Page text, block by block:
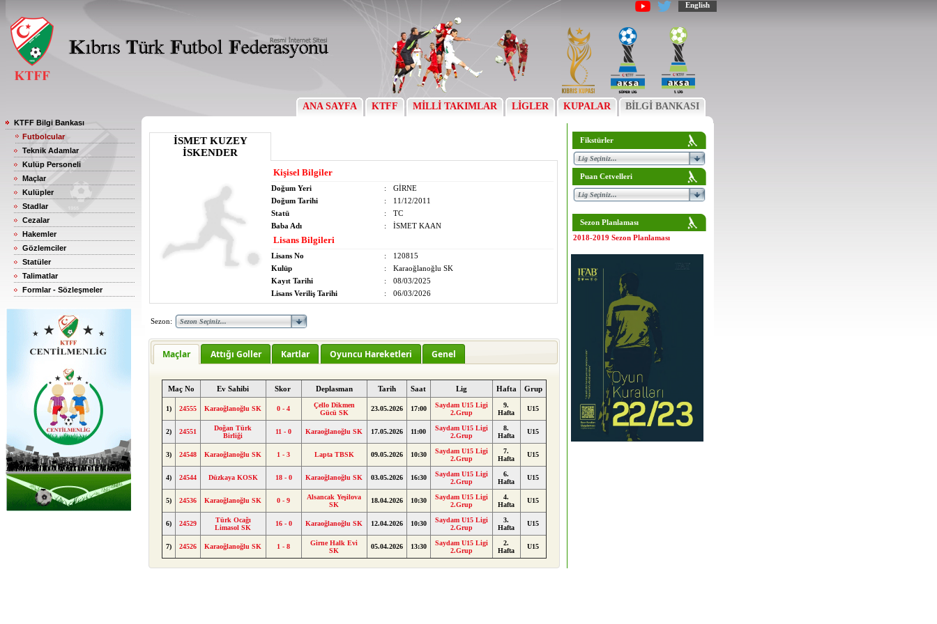
English
ANA SAYFA KTFF MİLLİ TAKIMLAR LİGLER KUPALAR BİLGİ BANKASI
KTFF Bilgi Bankası
Futbolcular
Teknik Adamlar
Kulüp Personeli
Maçlar
Kulüpler
Stadlar
Cezalar
Hakemler
Gözlemciler
Statüler
Talimatlar
Formlar - Sözleşmeler
İSMET KUZEY
İSKENDER
Kişisel Bilgiler
Doğum Yeri :
GİRNE
Doğum Tarihi
:
11/12/2011
Statü
:
TC
Baba Adı
: İSMET KAAN
Lisans Bilgileri
Lisans No :
120815
Kulüp
:
Karaoğlanoğlu SK
Kayıt Tarihi
:
08/03/2025
Lisans Veriliş Tarihi
: 06/03/2026
Sezon:
Maçlar Attığı Goller Kartlar Oyuncu Hareketleri Genel
Maç No Ev Sahibi Skor Deplasman Tarih Saat Lig Hafta Grup
1) 24555 Karaoğlanoğlu SK 0 - 4
Çello Dikmen
Gücü SK
23.05.2026 17:00
Saydam U15 Ligi
2.Grup
9.
Hafta
U15
2) 24551
Doğan Türk
Birliği
11 - 0 Karaoğlanoğlu SK 17.05.2026 11:00
Saydam U15 Ligi
2.Grup
8.
Hafta
U15
3) 24548 Karaoğlanoğlu SK 1 - 3 Lapta TBSK 09.05.2026 10:30
Saydam U15 Ligi
2.Grup
7.
Hafta
U15
4) 24544 Düzkaya KOSK 18 - 0 Karaoğlanoğlu SK 03.05.2026 16:30
Saydam U15 Ligi
2.Grup
6.
Hafta
U15
5) 24536 Karaoğlanoğlu SK 0 - 9
Alsancak Yeşilova
SK
18.04.2026 10:30
Saydam U15 Ligi
2.Grup
4.
Hafta
U15
6) 24529
Türk Ocağı
Limasol SK
16 - 0 Karaoğlanoğlu SK 12.04.2026 10:30
Saydam U15 Ligi
2.Grup
3.
Hafta
U15
7) 24526 Karaoğlanoğlu SK 1 - 8
Girne Halk Evi
SK
05.04.2026 13:30
Saydam U15 Ligi
2.Grup
2.
Hafta
U15
Fikstürler
Puan Cetvelleri
Sezon Planlaması
2018-2019 Sezon Planlaması